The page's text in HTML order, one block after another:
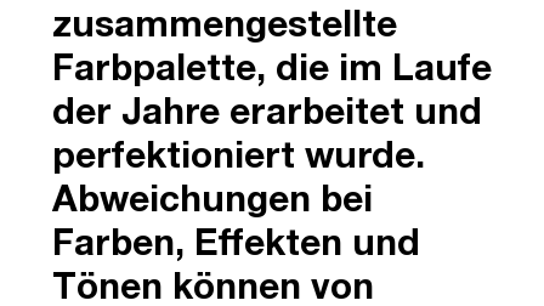
zusammengestellte
Farbpalette, die im Laufe
der Jahre erarbeitet und
perfektioniert wurde.
Abweichungen bei
Farben, Effekten und
Tönen können von